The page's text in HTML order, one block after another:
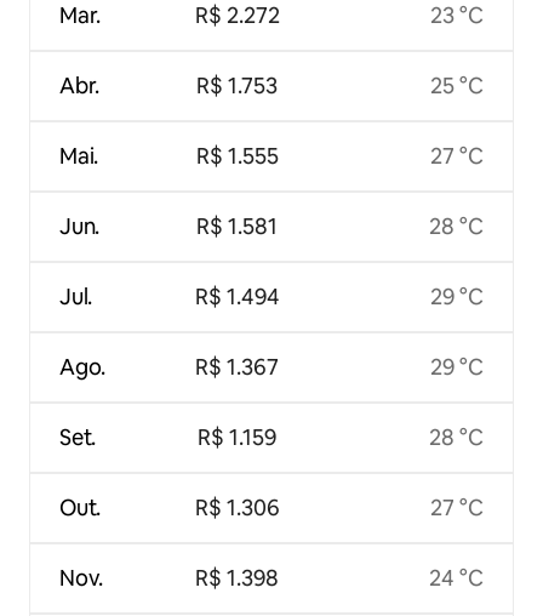
Mar.
Abr.
Mai.
Jun.
Jul.
Ago.
Set.
Out.
Nov.
R$ 2.272
R$ 1.753
R$ 1.555
R$ 1.581
R$ 1.494
R$ 1.367
R$ 1.159
R$ 1.306
R$ 1.398
23 °C
25 °C
27 °C
28 °C
29 °C
29 °C
28 °C
27 °C
24 °C